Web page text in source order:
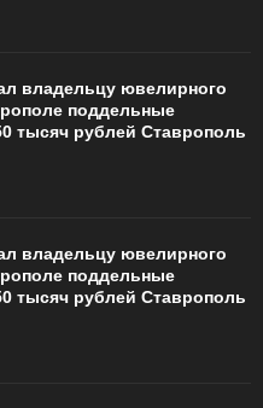
владельцу ювелирного
поддельные
тысяч рублей Ставрополь
владельцу ювелирного
поддельные
тысяч рублей Ставрополь